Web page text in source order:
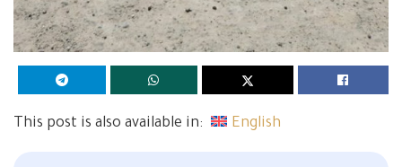
This post is also available in: English